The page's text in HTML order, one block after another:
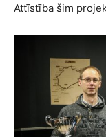
Attīstība šim